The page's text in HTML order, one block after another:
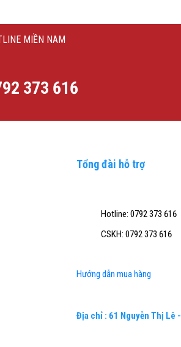
MIỀN NAM
373 616
Tổng đài hỗ trợ
Hotline: 0792 373 616
CSKH: 0792 373 616
Hướng dẫn mua hàng
Địa chỉ : 61 Nguyễn Thị Lê